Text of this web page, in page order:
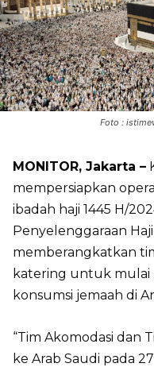
Foto :
MONITOR, Jakarta –
mempersiapkan
ibadah haji 1445 H/
Penyelenggaraan
memberangkatkan
katering untuk mulai
konsumsi jemaah di
“Tim Akomodasi dan
ke Arab Saudi pada